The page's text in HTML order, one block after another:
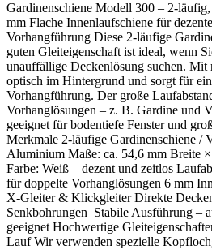
Gardinenschiene Modell 300 – 2-
mm Flache Innenlaufschiene für
Vorhangführung Diese 2-läufige
guten Gleiteigenschaft ist ideal, wenn
unauffällige Deckenlösung suchen. Mit
optisch im Hintergrund und sorgt für
Vorhangführung. Der große
Vorhanglösungen – z. B. Gardine und
geeignet für bodentiefe Fenster und
Merkmale 2-läufige Gardinenschiene /
Aluminium Maße: ca. 54,6 mm Breite
Farbe: Weiß – dezent und zeitlos
für doppelte Vorhanglösungen 6 mm
X-Gleiter & Klickgleiter Direkte
Senkbohrungen Stabile Ausführung –
geeignet Hochwertige
Lauf Wir verwenden spezielle